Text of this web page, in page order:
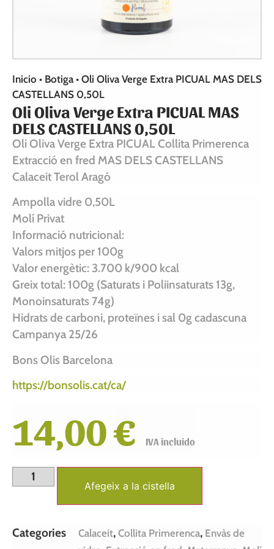
Inicio • Botiga • Oli Oliva Verge Extra PICUAL MAS DELS
CASTELLANS 0,50L
Oli Oliva Verge Extra PICUAL MAS
DELS CASTELLANS 0,50L
Oli Oliva Verge Extra PICUAL Collita Primerenca
Extracció en fred MAS DELS CASTELLANS
Calaceit Terol Aragó
Ampolla vidre 0,50L
Molí Privat
Informació nutricional:
Valors mitjos per 100g
Valor energètic: 3.700 k/900 kcal
Greix total: 100g (Saturats i Poliinsaturats 13g,
Monoinsaturats 74g)
Hidrats de carboni, proteïnes i sal 0g cadascuna
Campanya 25/26
Bons Olis Barcelona
https://bonsolis.cat/ca/
14,00€
Afegeix a la cistella
Categories Calaceit, Collita Primerenca, Envàs de